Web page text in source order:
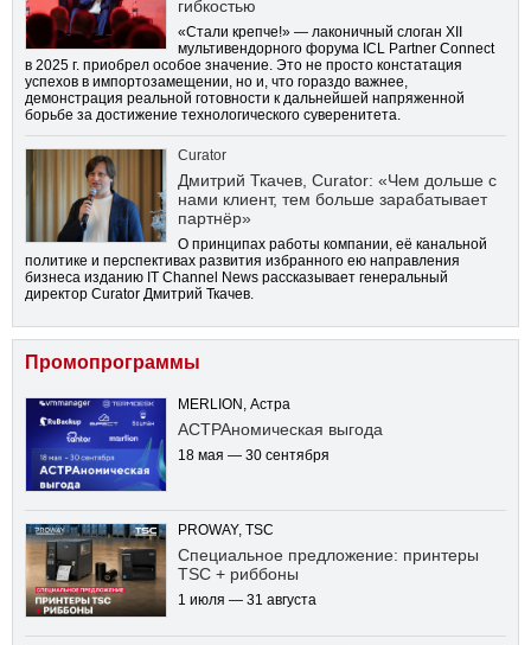
гибкостью
«Стали крепче!» — лаконичный слоган XII
мультивендорного форума ICL Partner Connect
в 2025 г. приобрел особое значение. Это не просто констатация
успехов в импортозамещении, но и, что гораздо важнее,
демонстрация реальной готовности к дальнейшей напряженной
борьбе за достижение технологического суверенитета.
Curator
Дмитрий Ткачев, Curator: «Чем дольше с
нами клиент, тем больше зарабатывает
партнёр»
О принципах работы компании, её канальной
политике и перспективах развития избранного ею направления
бизнеса изданию IT Channel News рассказывает генеральный
директор Curator Дмитрий Ткачев.
Промопрограммы
MERLION, Астра
АСТРАномическая выгода
18 мая — 30 сентября
PROWAY, TSC
Специальное предложение: принтеры
TSC + риббоны
1 июля — 31 августа